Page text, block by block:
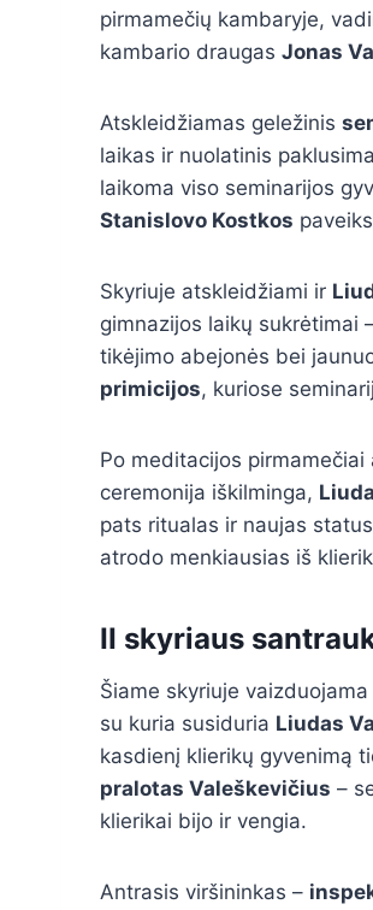
pirmamečių kambaryje,
kambario draugas Jonas
Atskleidžiamas geležinis
laikas ir nuolatinis
laikoma viso seminarijos
Stanislovo Kostkos
Skyriuje atskleidžiami ir
gimnazijos laikų sukrėtimai
tikėjimo abejonės bei
primicijos, kuriose
Po meditacijos
ceremonija iškilminga,
pats ritualas ir naujas
atrodo menkiausias iš
II skyriaus
Šiame skyriuje vaizduojama
su kuria susiduria Liudas
kasdienį klierikų gyvenimą
pralotas Valeškevičius –
klierikai bijo ir vengia.
Antrasis viršininkas –